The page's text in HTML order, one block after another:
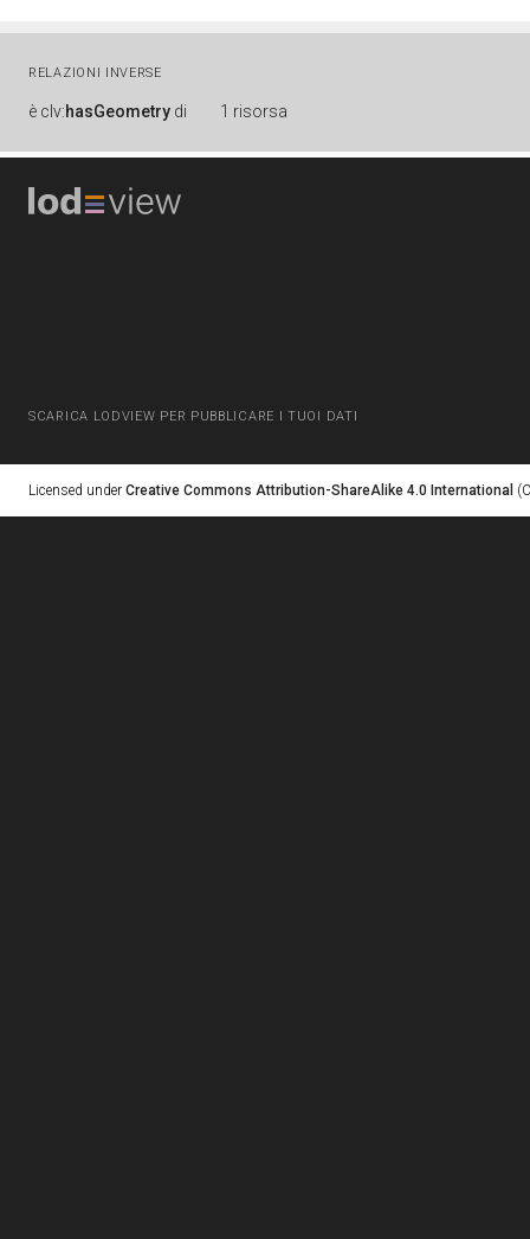
RELAZIONI INVERSE
è clv:hasGeometry di 1 risorsa
SCARICA LODVIEW PER PUBBLICARE I TUOI DATI
Licensed under Creative Commons Attribution-ShareAlike 4.0 International